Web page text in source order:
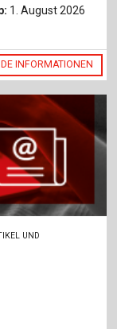
1. August 2026
INFORMATIONEN
UND